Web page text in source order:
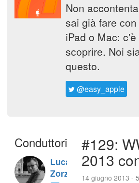
Non
sai già fare
iPad o Mac:
scoprire. Noi
questo.
@easy_apple
Conduttori
Luca
Zorzi
#129:
2013
14 giugno 2013 -